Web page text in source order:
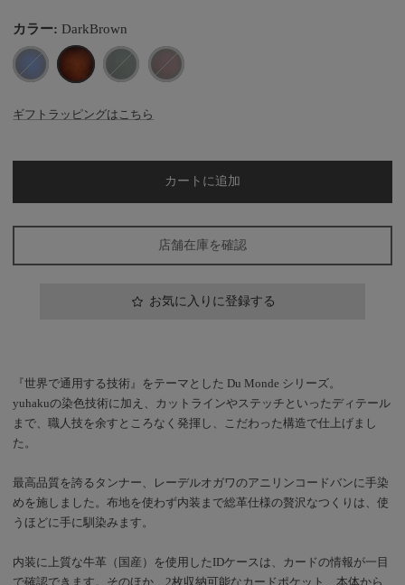
カラー:DarkBrown
DarkBrown
ギフトラッピングはこちら
カートに追加
店舗在庫を確認
お気に入りに登録する
『世界で通用する技術』をテーマとした Du Monde シリーズ。
yuhakuの染色技術に加え、カットラインやステッチといったディテール
まで、職人技を余すところなく発揮し、こだわった構造で仕上げまし
た。
最高品質を誇るタンナー、レーデルオガワのアニリンコードバンに手染
めを施しました。布地を使わず内装まで総革仕様の贅沢なつくりは、使
うほどに手に馴染みます。
内装に上質な牛革（国産）を使用したIDケースは、カードの情報が一目
で確認できます。そのほか、2枚収納可能なカードポケット、本体から